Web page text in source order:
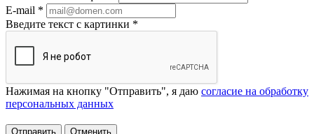
E-mail *
Введите текст с картинки *
Нажимая на кнопку "Отправить", я даю согласие на обработку
персональных данных
Отменить